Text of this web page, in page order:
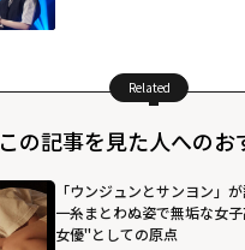
Related
この記事を見た人へのお
「ウンジュンとサンヨン」
一糸まとわぬ姿で無垢な女
女優"としての原点